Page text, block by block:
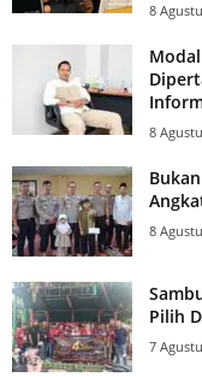
8
8
8
Pilih
7